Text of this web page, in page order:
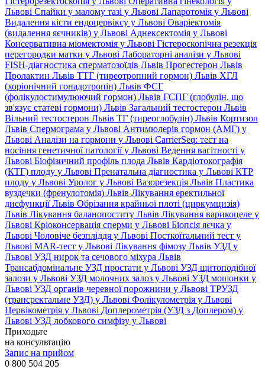
Львові Спайки у малому тазі у Львові Лапаротомія у Львові
Видалення кісти ендоцервіксу у Львові Оваріектомія
(видалення яєчників) у Львові Аднексектомія у Львові
Консервативна міомектомія у Львові Гістероскопічна резекція
перегородки матки у Львові Лабораторні аналізи у Львові
FISH-діагностика сперматозоїдів Львів Прогестерон Львів
Пролактин Львів ТТГ (тиреотропний гормон) Львів ХГЛ
(хоріонічний гонадотропін) Львів ФСГ
(фолікулостимулюючий гормон) Львів ГСПГ (глобулін, що
зв'язує статеві гормони) Львів Загальний тестостерон Львів
Вільний тестостерон Львів ТГ (тиреоглобулін) Львів Кортизол
Львів Спермограма у Львові Антимюлерів гормон (АМГ) у
Львові Аналізи на гормони у Львові CarrierSeq: тест на
носіння генетичної патології у Львові Ведення вагітності у
Львові Біофізичний профіль плода Львів Кардіотокографія
(КТГ) плоду у Львові Пренатальна діагностика у Львові КТР
плоду у Львові Уролог у Львові Вазорезекція Львів Пластика
вуздечки (френулотомія) Львів Лікування еректильної
дисфункції Львів Обрізання крайньої плоті (циркумцизія)
Львів Лікування баланопоститу Львів Лікування варикоцеле у
Львові Кріоконсервація сперми у Львові Біопсія яєчка у
Львові Чоловіче безпліддя у Львові Посткоїтальний тест у
Львові MAR-тест у Львові Лікування фімозу Львів УЗД у
Львові УЗД нирок та сечового міхура Львів
Трансабдомінальне УЗД простати у Львові УЗД щитоподібної
залози у Львові УЗД молочних залоз у Львові УЗД мошонки у
Львові УЗД органів черевної порожнини у Львові ТРУЗД
(трансректальне УЗД) у Львові Фолікулометрія у Львові
Цервікометрія у Львові Доплерометрія (УЗД з Доплером) у
Львові УЗД лобкового симфізу у Львові
Приходьте
на консультацію
Запис на прийом
0 800 504 205